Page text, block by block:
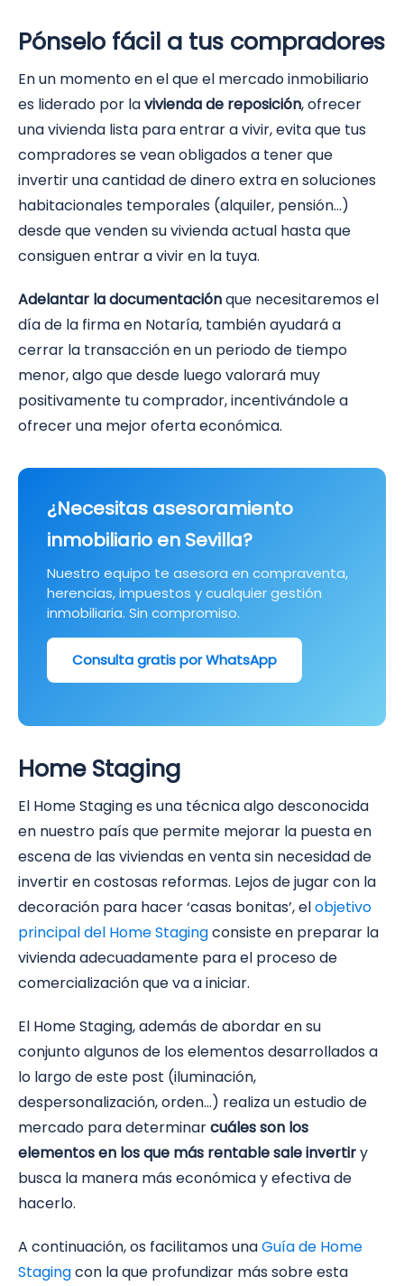
Pónselo fácil a tus compradores
En un momento en el que el mercado inmobiliario
es liderado por lavivienda de reposición, ofrecer
una vivienda lista para entrar a vivir, evita que tus
compradores se vean obligados a tener que
invertir una cantidad de dinero extra en soluciones
habitacionales temporales (alquiler, pensión…)
desde que venden su vivienda actual hasta que
consiguen entrar a vivir en la tuya.
Adelantar la documentaciónque necesitaremos el
día de la firma en Notaría, también ayudará a
cerrar la transacción en un periodo de tiempo
menor, algo que desde luego valorará muy
positivamente tu comprador, incentivándole a
ofrecer una mejor oferta económica.
¿Necesitas asesoramiento
inmobiliario en Sevilla?
Nuestro equipo te asesora en compraventa,
herencias, impuestos y cualquier gestión
inmobiliaria. Sin compromiso.
Consulta gratis por WhatsApp
Home Staging
El Home Staging es una técnica algo desconocida
en nuestro país que permite mejorar la puesta en
escena de las viviendas en venta sin necesidad de
invertir en costosas reformas. Lejos de jugar con la
decoración para hacer ‘casas bonitas’, elobjetivo
principal del Home Stagingconsiste en preparar la
vivienda adecuadamente para el proceso de
comercialización que va a iniciar.
El Home Staging, además de abordar en su
conjunto algunos de los elementos desarrollados a
lo largo de este post (iluminación,
despersonalización, orden…) realiza un estudio de
mercado para determinarcuáles son los
elementos en los que más rentable sale invertiry
busca la manera más económica y efectiva de
hacerlo.
A continuación, os facilitamos unaGuía de Home
Stagingcon la que profundizar más sobre esta